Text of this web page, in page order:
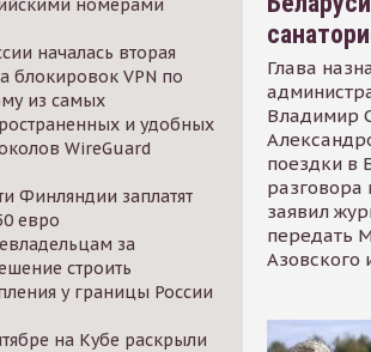
номерами
началась вторая
блокировок VPN по
из самых
и удобных
WireGuard
Финляндии заплатят
евро
за
строить
у границы России
на Кубе раскрыли
Глава
Владимир
поездки в
разговора
заявил
передать
Азовского